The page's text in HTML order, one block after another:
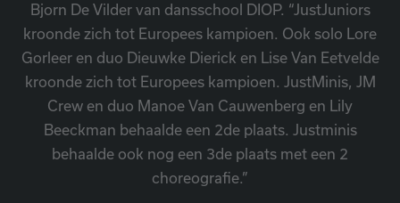
Bjorn De Vilder van dansschool DIOP. “JustJuniors
kroonde zich tot Europees kampioen. Ook solo Lore
Gorleer en duo Dieuwke Dierick en Lise Van Eetvelde
kroonde zich tot Europees kampioen. JustMinis, JM
Crew en duo Manoe Van Cauwenberg en Lily
Beeckman behaalde een 2de plaats. Justminis
behaalde ook nog een 3de plaats met een 2
choreografie.”